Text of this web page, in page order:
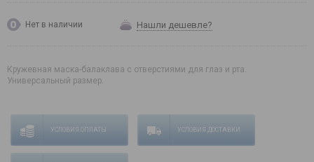
Нет в наличии Нашли дешевле?
Кружевная маска-балаклава с отверстиями для глаз и рта.
Универсальный размер.
УСЛОВИЯ ОПЛАТЫ УСЛОВИЯ ДОСТАВКИ